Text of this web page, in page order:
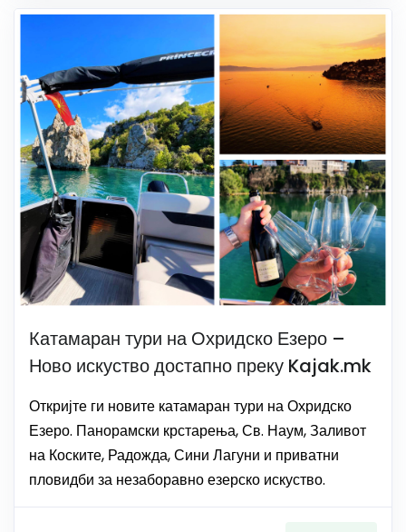
Катамаран тури на Охридско Езеро –
Ново искуство достапно преку Kajak.mk
Откријте ги новите катамаран тури на Охридско
Езеро. Панорамски крстарења, Св. Наум, Заливот
на Коските, Радожда, Сини Лагуни и приватни
пловидби за незаборавно езерско искуство.